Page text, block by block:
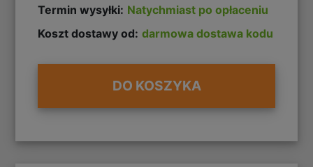
Termin wysyłki: Natychmiast po opłaceniu
Koszt dostawy od: darmowa dostawa kodu
DO KOSZYKA